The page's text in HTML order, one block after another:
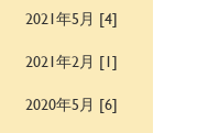
2021年5月 [4]
2021年2月 [1]
2020年5月 [6]